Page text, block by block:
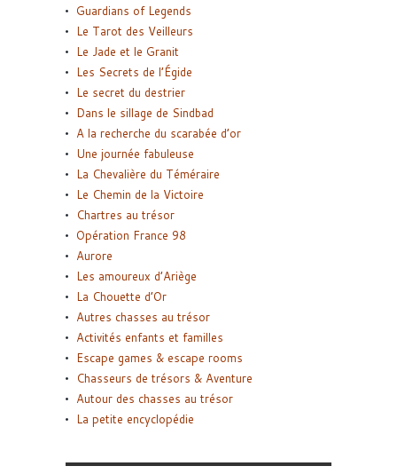
Guardians of Legends
Le Tarot des Veilleurs
Le Jade et le Granit
Les Secrets de l’Égide
Le secret du destrier
Dans le sillage de Sindbad
A la recherche du scarabée d’or
Une journée fabuleuse
La Chevalière du Téméraire
Le Chemin de la Victoire
Chartres au trésor
Opération France 98
Aurore
Les amoureux d’Ariège
La Chouette d’Or
Autres chasses au trésor
Activités enfants et familles
Escape games & escape rooms
Chasseurs de trésors & Aventure
Autour des chasses au trésor
La petite encyclopédie